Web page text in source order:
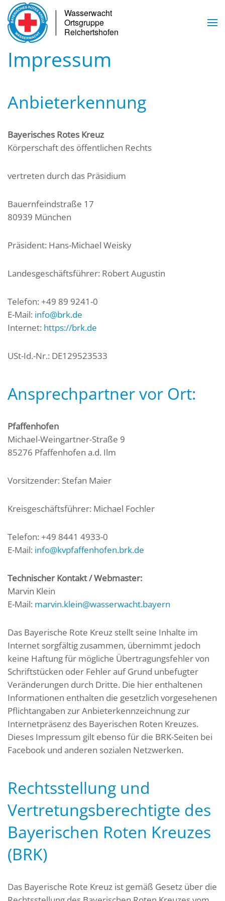
Skip to main content
Impressum
Anbieterkennung
Bayerisches Rotes Kreuz
Körperschaft des öffentlichen Rechts
vertreten durch das Präsidium
Bauernfeindstraße 17
80939 München
Präsident: Hans-Michael Weisky
Landesgeschäftsführer: Robert Augustin
Telefon: +49 89 9241-0
E-Mail: info@brk.de
Internet: https://brk.de
USt-Id.-Nr.: DE129523533
Ansprechpartner vor Ort:
Pfaffenhofen
Michael-Weingartner-Straße 9
85276 Pfaffenhofen a.d. Ilm
Vorsitzender: Stefan Maier
Kreisgeschäftsführer: Michael Fochler
Telefon: +49 8441 4933-0
E-Mail: info@kvpfaffenhofen.brk.de
Technischer Kontakt / Webmaster:
Marvin Klein
E-Mail: marvin.klein@wasserwacht.bayern
Das Bayerische Rote Kreuz stellt seine Inhalte im
Internet sorgfältig zusammen, übernimmt jedoch
keine Haftung für mögliche Übertragungsfehler von
Schriftstücken oder Fehler auf Grund unbefugter
Veränderungen durch Dritte. Die hier enthaltenen
Informationen enthalten die gesetzlich vorgesehenen
Pflichtangaben zur Anbieterkennzeichnung zur
Internetpräsenz des Bayerischen Roten Kreuzes.
Dieses Impressum gilt ebenso für die BRK-Seiten bei
Facebook und anderen sozialen Netzwerken.
Rechtsstellung und
Vertretungsberechtigte des
Bayerischen Roten Kreuzes
(BRK)
Das Bayerische Rote Kreuz ist gemäß Gesetz über die